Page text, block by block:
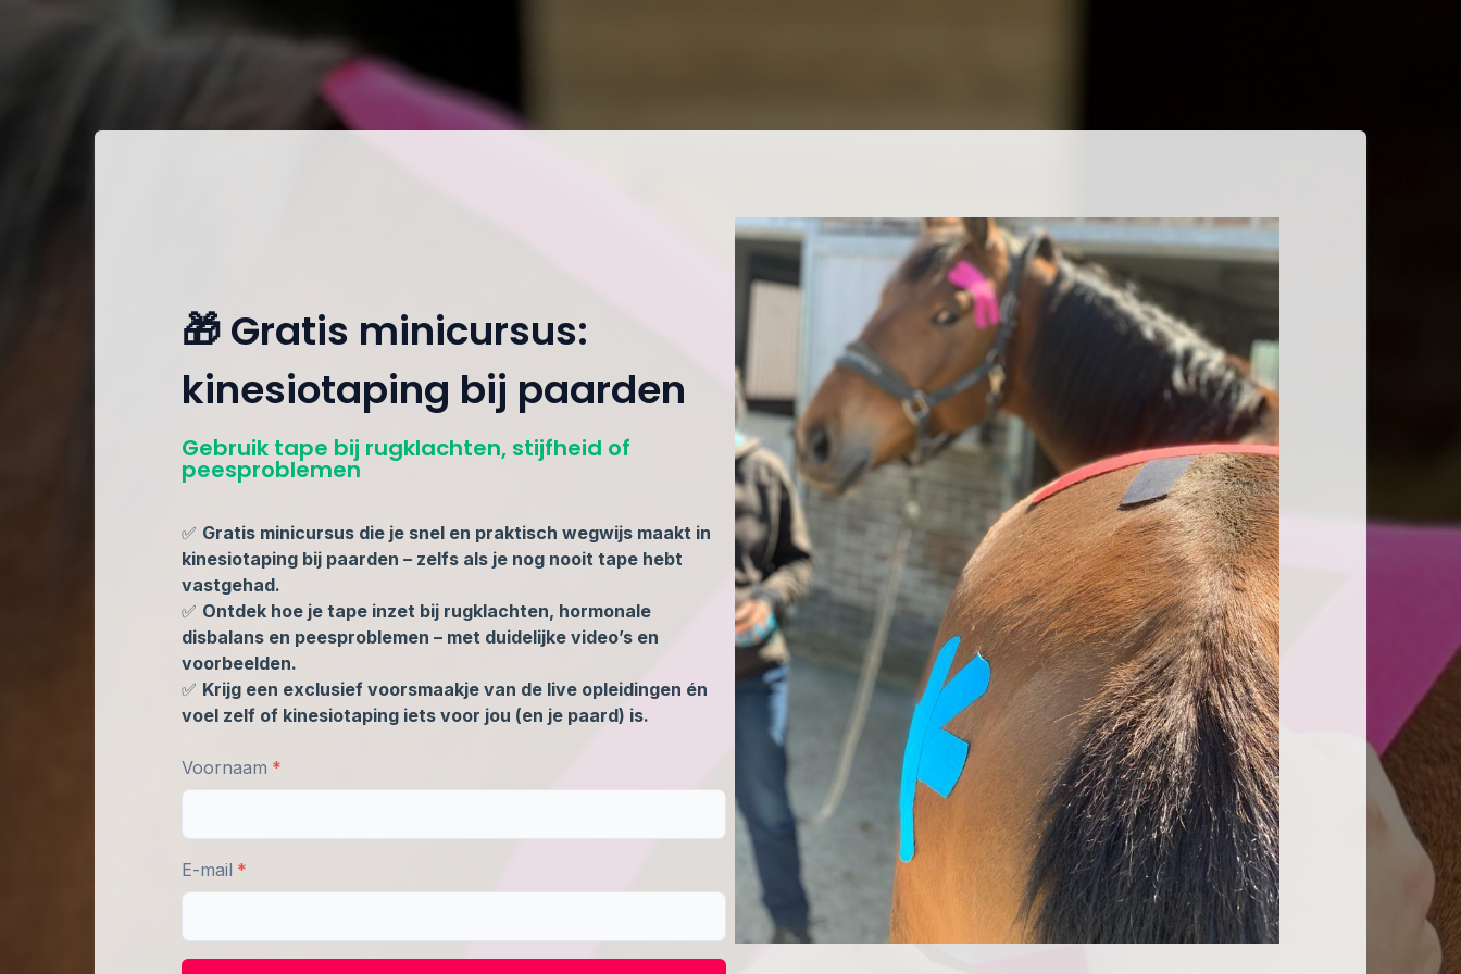
🎁 Gratis minicursus:
kinesiotaping bij paarden
Gebruik tape bij rugklachten, stijfheid of
peesproblemen
✅ Gratis minicursus die je snel en praktisch wegwijs maakt in
kinesiotaping bij paarden – zelfs als je nog nooit tape hebt
vastgehad.
✅ Ontdek hoe je tape inzet bij rugklachten, hormonale
disbalans en peesproblemen – met duidelijke video’s en
voorbeelden.
✅ Krijg een exclusief voorsmaakje van de live opleidingen én
voel zelf of kinesiotaping iets voor jou (en je paard) is.
Voornaam
E-mail